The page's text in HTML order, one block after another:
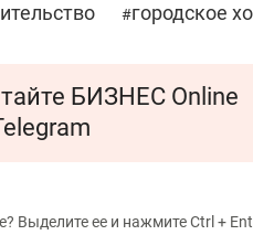
#городское
БИЗНЕС Online
Выделите ее и нажмите Ctrl +